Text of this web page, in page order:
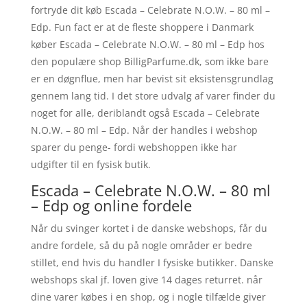
fortryde dit køb Escada – Celebrate N.O.W. – 80 ml –
Edp. Fun fact er at de fleste shoppere i Danmark
køber Escada – Celebrate N.O.W. – 80 ml – Edp hos
den populære shop BilligParfume.dk, som ikke bare
er en døgnflue, men har bevist sit eksistensgrundlag
gennem lang tid. I det store udvalg af varer finder du
noget for alle, deriblandt også Escada – Celebrate
N.O.W. – 80 ml – Edp. Når der handles i webshop
sparer du penge- fordi webshoppen ikke har
udgifter til en fysisk butik.
Escada – Celebrate N.O.W. – 80 ml
– Edp og online fordele
Når du svinger kortet i de danske webshops, får du
andre fordele, så du på nogle områder er bedre
stillet, end hvis du handler I fysiske butikker. Danske
webshops skal jf. loven give 14 dages returret. når
dine varer købes i en shop, og i nogle tilfælde giver